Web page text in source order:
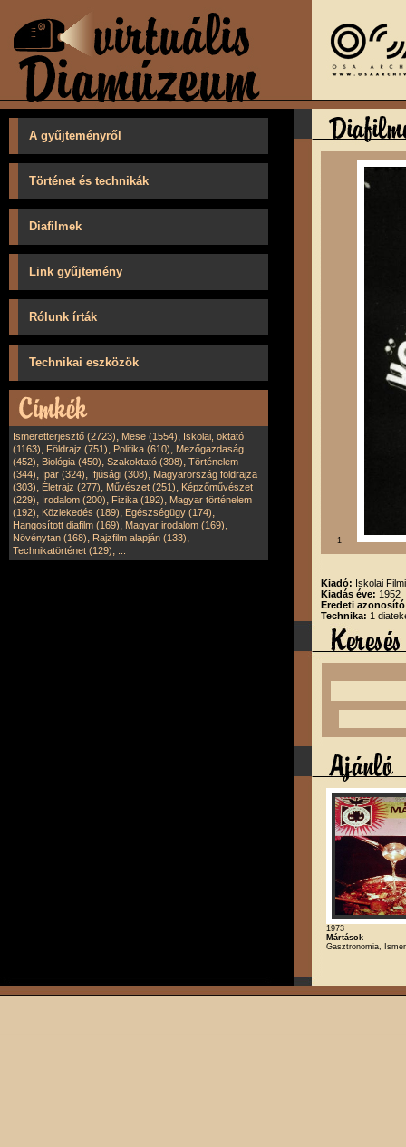
A gyűjteményről
Történet és technikák
Diafilmek
Link gyűjtemény
Rólunk írták
Technikai eszközök
Ismeretterjesztő (2723), Mese (1554), Iskolai, oktató
(1163), Földrajz (751), Politika (610), Mezőgazdaság
(452), Biológia (450), Szakoktató (398), Történelem
(344), Ipar (324), Ifjúsági (308), Magyarország földrajza
(303), Életrajz (277), Művészet (251), Képzőművészet
(229), Irodalom (200), Fizika (192), Magyar történelem
(192), Közlekedés (189), Egészségügy (174),
Hangosított diafilm (169), Magyar irodalom (169),
Növénytan (168), Rajzfilm alapján (133),
Technikatörténet (129),
1
Kiadó: Iskolai
Kiadás éve: 1952
Eredeti
Technika: 1
1973
Mártások
Gasztronomia,